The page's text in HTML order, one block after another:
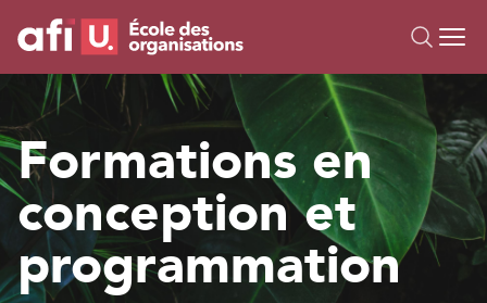
Formations
Campus IA
Sur mesure
À propos
Ressources
Formations en
conception et
programmation